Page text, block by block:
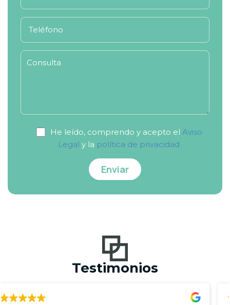
He leído, comprendo y acepto el Aviso
Legal y la política de privacidad
Testimonios